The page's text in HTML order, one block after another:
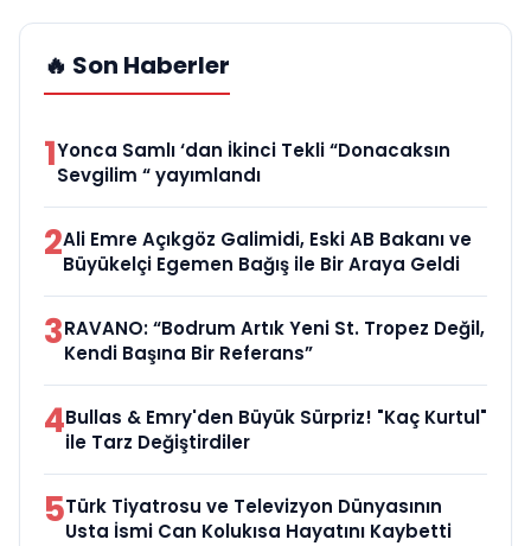
🔥 Son Haberler
1Yonca Samlı ‘dan İkinci Tekli “Donacaksın
Sevgilim “ yayımlandı
2Ali Emre Açıkgöz Galimidi, Eski AB Bakanı ve
Büyükelçi Egemen Bağış ile Bir Araya Geldi
3RAVANO: “Bodrum Artık Yeni St. Tropez Değil,
Kendi Başına Bir Referans”
4Bullas & Emry'den Büyük Sürpriz! "Kaç Kurtul"
ile Tarz Değiştirdiler
5Türk Tiyatrosu ve Televizyon Dünyasının
Usta İsmi Can Kolukısa Hayatını Kaybetti